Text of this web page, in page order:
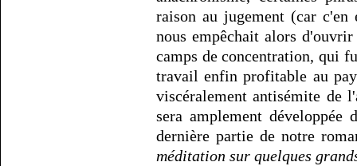
raison au jugement (car c'en
nous empêchait alors
camps de concentration, qui
travail enfin profitable au
viscéralement antisémite de
sera amplement
dernière partie de notre
méditation sur quelques